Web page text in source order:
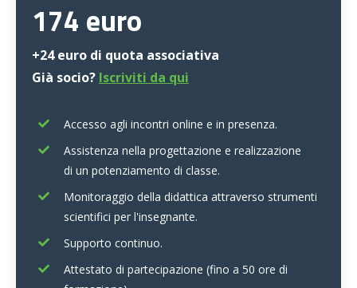
174 euro
+24 euro di quota associativa
Già socio? Iscriviti da qui
Accesso agli incontri online e in presenza.
Assistenza nella progettazione e realizzazione
di un potenziamento di classe.
Monitoraggio della didattica attraverso strumenti
scientifici per l'insegnante.
Supporto continuo.
Attestato di partecipazione (fino a 50 ore di